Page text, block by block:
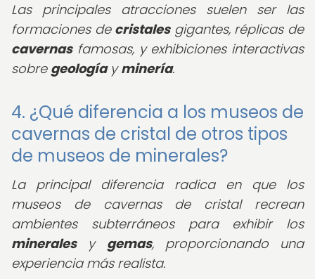
Las principales atracciones suelen ser las
formaciones de cristalesgigantes, réplicas de
cavernasfamosas, y exhibiciones interactivas
sobre geologíayminería.
4. ¿Qué diferencia a los museos de
cavernas de cristal de otros tipos
de museos de minerales?
La principal diferencia radica en que los
museos de cavernas de cristal recrean
ambientes subterráneos para exhibir los
mineralesy gemas, proporcionando una
experiencia más realista.